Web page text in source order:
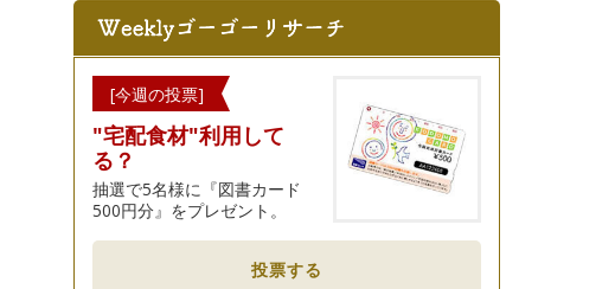
[今週の投票]
"宅配食材"利用して
る？
抽選で5名様に『図書カード
500円分』をプレゼント。
投票する